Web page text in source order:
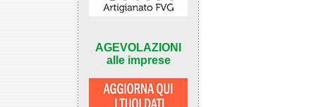
AGEVOLAZIONI
alle imprese